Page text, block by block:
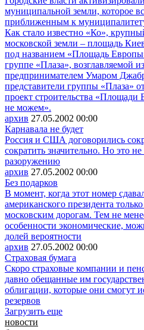
муниципальной земли, которое
приближенным к
Как стало известно «Ко»,
московской земли – площадь
под названием «Площадь
группе «Плаза», возглавляемой
предпринимателем Умаром
представители группы «Плаза»
проект строительства «Площади
не можем».
архив 27.05.2002 00:00
Карнавала не будет
Россия и США договорились
сократить значительно. Но это
разоружению
архив 27.05.2002 00:00
Без подарков
В момент, когда этот номер
американского президента
московским дорогам. Тем не
особенности экономические,
долей вероятности
архив 27.05.2002 00:00
Страховая бумага
Скоро страховые компании и
давно обещанные им
облигации, которые они смогут
резервов
Загрузить еще
новости